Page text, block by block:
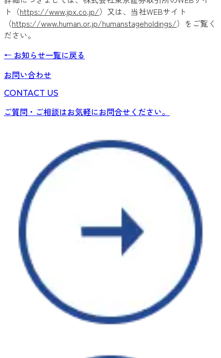
ト（https://www.jpx.co.jp/）又は、当社WEBサイト
（https://www.human.or.jp/humanstageholdings/）をご覧く
ださい。
← お知らせ一覧に戻る
お問い合わせ
CONTACT US
ご質問・ご相談はお気軽にお問合せください。